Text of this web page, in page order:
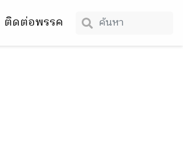
ติดต่อพรรค